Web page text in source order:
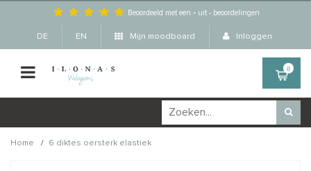
Beoordeeld met een - uit -beoordelingen
DE EN Mijn moodboard Inloggen
0
Home / 6 diktes oersterk elastiek